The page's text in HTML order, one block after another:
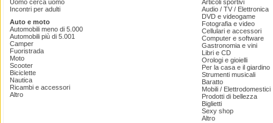
Uomo cerca uomo
Incontri per adulti
Auto e moto
Automobili meno di 5.000
Automobili più di 5.001
Camper
Fuoristrada
Moto
Scooter
Biciclette
Nautica
Ricambi e accessori
Altro
Articoli sportivi
Audio / TV / Elettronica
DVD e videogame
Fotografia e video
Cellulari e accessori
Computer e software
Gastronomia e vini
Libri e CD
Orologi e gioielli
Per la casa e il giardino
Strumenti musicali
Baratto
Mobili / Elettrodomestici
Prodotti di bellezza
Biglietti
Sexy shop
Altro